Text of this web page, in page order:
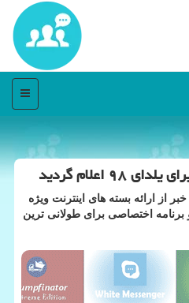
منو
اعلام گردید
از ارائه بسته های اینترنت ویژه
و برنامه اختصاصی برای طولانی ترین